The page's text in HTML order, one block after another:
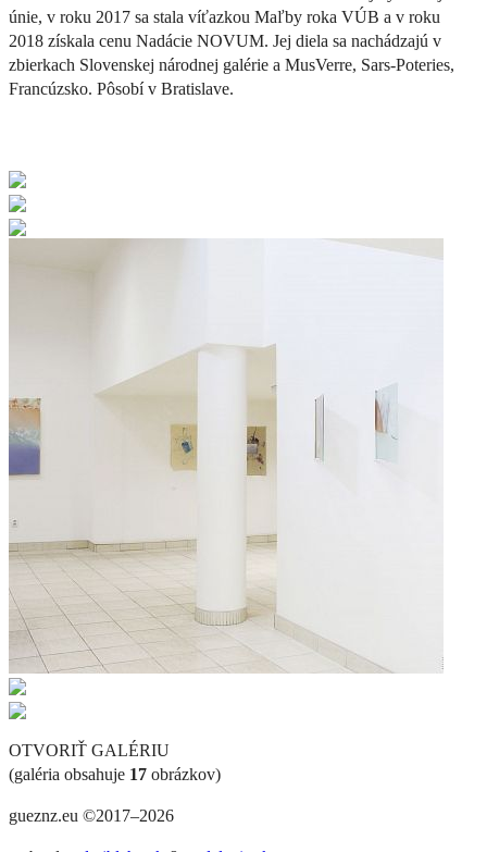
únie, v roku 2017 sa stala víťazkou Maľby roka VÚB a v roku
2018 získala cenu Nadácie NOVUM. Jej diela sa nachádzajú v
zbierkach Slovenskej národnej galérie a MusVerre, Sars-Poteries,
Francúzsko. Pôsobí v Bratislave.
OTVORIŤ GALÉRIU
(galéria obsahuje 17 obrázkov)
gueznz.eu ©2017–2026